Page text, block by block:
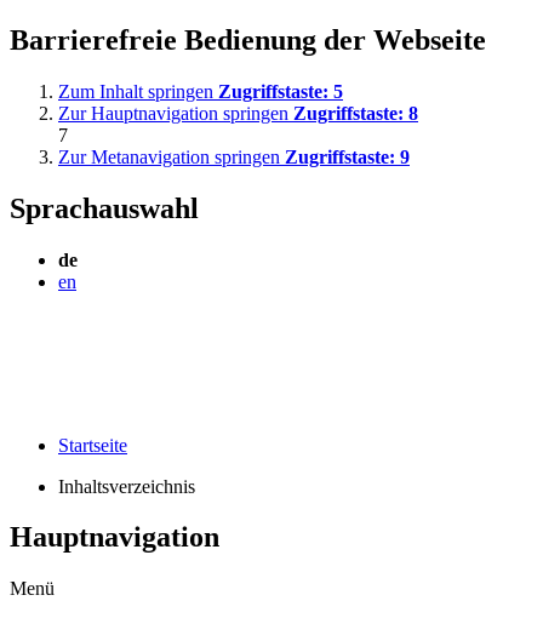
Barrierefreie Bedienung der Webseite
Zum Inhalt springen Zugriffstaste: 5
Zur Hauptnavigation springen Zugriffstaste: 8
7
Zur Metanavigation springen Zugriffstaste: 9
Sprachauswahl
de
en
Startseite
Inhaltsverzeichnis
Hauptnavigation
Menü